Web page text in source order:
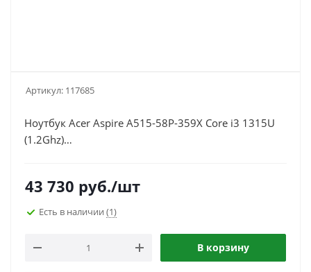
Артикул: 117685
Ноутбук Acer Aspire A515-58P-359X Core i3 1315U
(1.2Ghz)
43 730 руб./шт
Есть в наличии (1)
В корзину